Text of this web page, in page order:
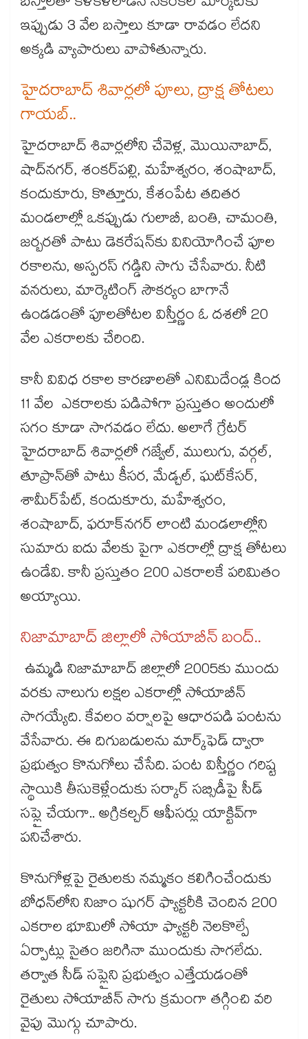
ఇప్పుడు 3 వేల బస్తాలు కూడా రావడం లేదని
అక్కడి వ్యాపారులు వాపోతున్నారు.
హైదరాబాద్​ శివార్లలో పూలు, ద్రాక్ష తోటలు
గాయబ్​..
హైదరాబాద్‌‌ శివార్లలోని చేవెళ్ల, మొయినాబాద్‌‌,
షాద్‌‌నగర్‌‌, శంకర్‌‌పల్లి, మహేశ్వరం, శంషాబాద్‌‌,
కందుకూరు, కొత్తూరు, కేశంపేట తదితర
మండలాల్లో ఒకప్పుడు గులాబీ, బంతి, చామంతి,
జర్బరతో పాటు డెకరేషన్‌‌కు వినియోగించే పూల
రకాలను, అస్పరస్‌‌ గడ్డిని సాగు చేసేవారు. నీటి
వనరులు, మార్కెటింగ్‌‌ సౌకర్యం బాగానే
ఉండడంతో పూలతోటల విస్తీర్ణం ఓ దశలో 20
వేల ఎకరాలకు చేరింది.
కానీ వివిధ రకాల కారణాలతో ఎనిమిదేండ్ల కింద
11 వేల ఎకరాలకు పడిపోగా ప్రస్తుతం అందులో
సగం కూడా సాగవడం లేదు. అలాగే గ్రేటర్​
హైదరాబాద్‌‌ శివార్లలో గజ్వేల్‌‌, ములుగు, వర్గల్‌‌,
తూప్రాన్‌‌తో పాటు కీసర, మేడ్చల్‌‌, ఘట్‌‌కేసర్‌‌,
శామీర్‌‌పేట్‌‌, కందుకూరు, మహేశ్వరం,
శంషాబాద్‌‌, ఫరూక్‌‌నగర్‌‌ లాంటి మండలాల్లోని
సుమారు ఐదు వేలకు పైగా ఎకరాల్లో ద్రాక్ష తోటలు
ఉండేవి. కానీ ప్రస్తుతం 200 ఎకరాలకే పరిమితం
అయ్యాయి.
నిజామాబాద్​ జిల్లాలో సోయాబీన్​ బంద్​..
ఉమ్మడి నిజామాబాద్‌‌ జిల్లాలో 2005కు ముందు
వరకు నాలుగు లక్షల ఎకరాల్లో సోయాబీన్‌‌
సాగయ్యేది. కేవలం వర్షాలపై ఆధారపడి పంటను
వేసేవారు. ఈ దిగుబడులను మార్క్‌‌ఫెడ్‌‌ ద్వారా
ప్రభుత్వం కొనుగోలు చేసేది. పంట విస్తీర్ణం గరిష్ట
స్థాయికి తీసుకెళ్లేందుకు సర్కార్‌‌ సబ్సిడీపై సీడ్‌‌
సప్లై చేయగా.. అగ్రికల్చర్‌‌ ఆఫీసర్లు యాక్టివ్‌‌గా
పనిచేశారు.
కొనుగోళ్లపై రైతులకు నమ్మకం కలిగించేందుకు
బోధన్‌‌లోని నిజాం షుగర్ ఫ్యాక్టరీకి చెందిన 200
ఎకరాల భూమిలో సోయా ఫ్యాక్టరీ నెలకొల్పే
ఏర్పాట్లు సైతం జరిగినా ముందుకు సాగలేదు.
తర్వాత సీడ్‌‌ సప్లైని ప్రభుత్వం ఎత్తేయడంతో
రైతులు సోయాబీన్‌‌ సాగు క్రమంగా తగ్గించి వరి
వైపు మొగ్గు చూపారు.